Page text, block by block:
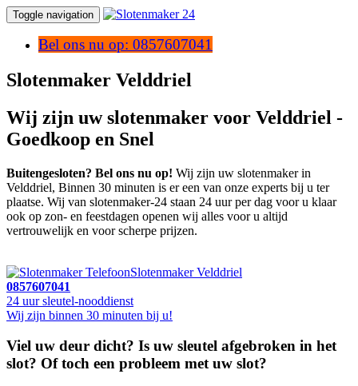
Toggle navigation
Bel ons nu op: 0857607041
Slotenmaker Velddriel
Wij zijn uw slotenmaker voor Velddriel -
Goedkoop en Snel
Buitengesloten? Bel ons nu op! Wij zijn uw slotenmaker in
Velddriel, Binnen 30 minuten is er een van onze experts bij u ter
plaatse. Wij van slotenmaker-24 staan 24 uur per dag voor u klaar
ook op zon- en feestdagen openen wij alles voor u altijd
vertrouwelijk en voor scherpe prijzen.
Slotenmaker Velddriel
0857607041
24 uur sleutel-nooddienst
Wij zijn binnen 30 minuten bij u!
Viel uw deur dicht? Is uw sleutel afgebroken in het
slot? Of toch een probleem met uw slot?